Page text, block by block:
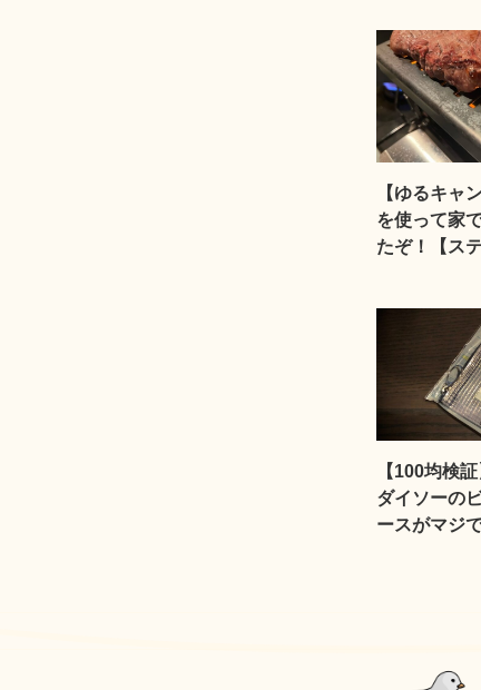
【ゆるキャ
を使って家
たぞ！【ス
【100均検
ダイソーの
ースがマジ